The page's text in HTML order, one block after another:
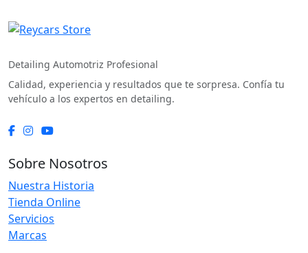
Detailing Automotriz Profesional
Calidad, experiencia y resultados que te sorpresa. Confía tu
vehículo a los expertos en detailing.
Sobre Nosotros
Nuestra Historia
Tienda Online
Servicios
Marcas